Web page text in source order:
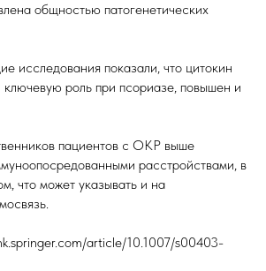
общностью патогенетических
исследования показали, что цитокин
роль при псориазе, повышен и
пациентов с ОКР выше
расстройствами, в
что может указывать и на
article/10.1007/s00403-